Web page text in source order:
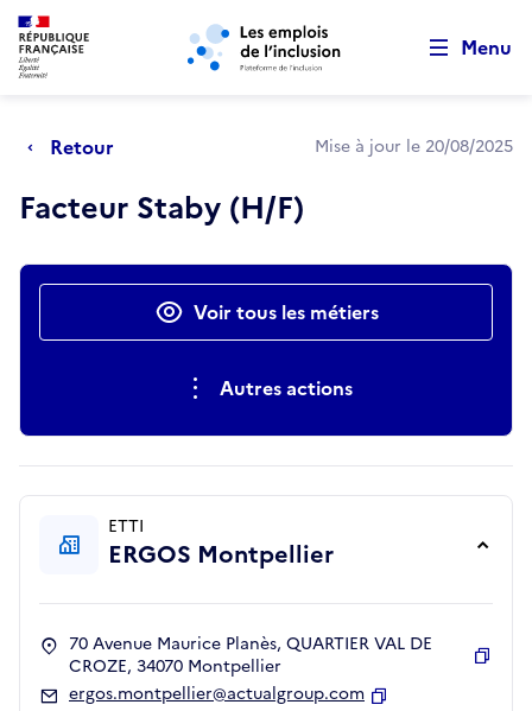
Aller au menu principal Aller au contenu principal
Menu
Retour Mise à jour le 20/08/2025
Facteur Staby (H/F)
Actions rapidesVoir tous les métiers
Autres actions
ETTI
ERGOS Montpellier
70 Avenue Maurice Planès, QUARTIER VAL DE
CROZE, 34070 Montpellier
ergos.montpellier@actualgroup.com
Retour au début de la page
Panneau de gestion des cookies